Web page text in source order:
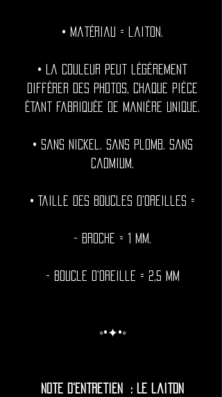
• Matériau = laiton.
• La couleur peut légèrement
différer des photos, chaque pièce
étant fabriquée de manière unique.
• Sans nickel. Sans plomb. Sans
cadmium.
• Taille des boucles d'oreilles =
- Broche = 1 mm.
- Boucle d'oreille = 2,5 mm
◦•✦•◦
Note d'entretien : Le laiton